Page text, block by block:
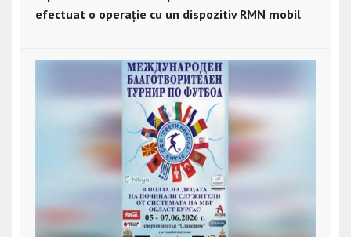
efectuat o operație cu un dispozitiv RMN mobil